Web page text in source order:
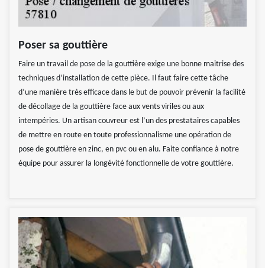
Poser sa gouttière
Faire un travail de pose de la gouttière exige une bonne maitrise des
techniques d’installation de cette pièce. Il faut faire cette tâche
d’une manière très efficace dans le but de pouvoir prévenir la facilité
de décollage de la gouttière face aux vents viriles ou aux
intempéries. Un artisan couvreur est l’un des prestataires capables
de mettre en route en toute professionnalisme une opération de
pose de gouttière en zinc, en pvc ou en alu. Faite confiance à notre
équipe pour assurer la longévité fonctionnelle de votre gouttière.